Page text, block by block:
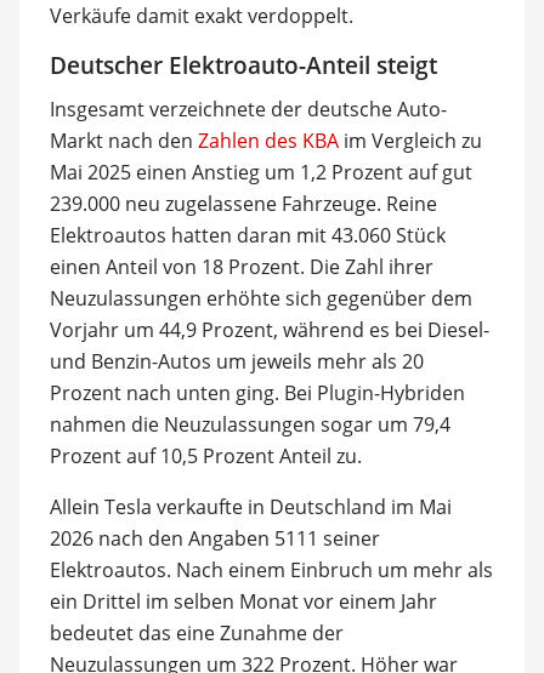
Verkäufe damit exakt verdoppelt.
Deutscher Elektroauto-Anteil steigt
Insgesamt verzeichnete der deutsche Auto-
Markt nach den Zahlen des KBAim Vergleich zu
Mai 2025 einen Anstieg um 1,2 Prozent auf gut
239.000 neu zugelassene Fahrzeuge. Reine
Elektroautos hatten daran mit 43.060 Stück
einen Anteil von 18 Prozent. Die Zahl ihrer
Neuzulassungen erhöhte sich gegenüber dem
Vorjahr um 44,9 Prozent, während es bei Diesel-
und Benzin-Autos um jeweils mehr als 20
Prozent nach unten ging. Bei Plugin-Hybriden
nahmen die Neuzulassungen sogar um 79,4
Prozent auf 10,5 Prozent Anteil zu.
Allein Tesla verkaufte in Deutschland im Mai
2026 nach den Angaben 5111 seiner
Elektroautos. Nach einem Einbruch um mehr als
ein Drittel im selben Monat vor einem Jahr
bedeutet das eine Zunahme der
Neuzulassungen um 322 Prozent. Höher war